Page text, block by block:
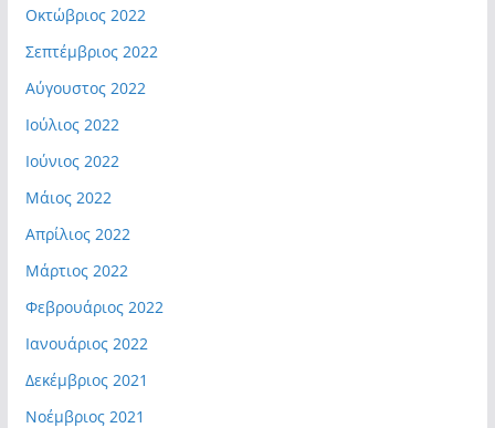
Οκτώβριος 2022
Σεπτέμβριος 2022
Αύγουστος 2022
Ιούλιος 2022
Ιούνιος 2022
Μάιος 2022
Απρίλιος 2022
Μάρτιος 2022
Φεβρουάριος 2022
Ιανουάριος 2022
Δεκέμβριος 2021
Νοέμβριος 2021